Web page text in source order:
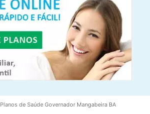
Planos de Saúde Governador Mangabeira BA